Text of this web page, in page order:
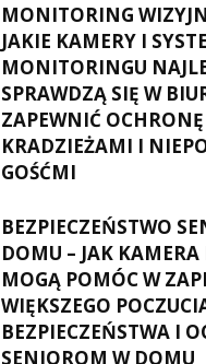
MONITORING
JAKIE KAMERY I
MONITORINGU
SPRAWDZĄ SIĘ W
ZAPEWNIĆ
KRADZIEŻAMI I
GOŚĆMI
BEZPIECZEŃSTWO
DOMU – JAK
MOGĄ POMÓC W
WIĘKSZEGO
BEZPIECZEŃSTWA I
SENIOROM W DOMU